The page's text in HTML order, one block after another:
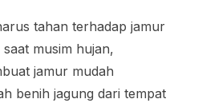
tahan terhadap jamur
musim hujan,
jamur mudah
benih jagung dari tempat